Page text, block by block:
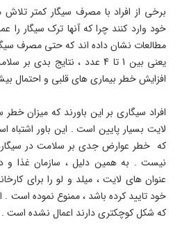
برخی از افراد با مصرف سیگار کمتر
خود وارد کنند چرا که آنها ترک سیگار
مطالعات نشان داده اند که حتی مصرف
یعنی بین 1 تا 4 عدد ، نتایج
افزایش خطر بیماری های قلبی و احتمال
افراد سیگاری بر این باورند که میزان
لایت بسیار پایین است . این باور
که خطر عوارض جدی بر سلامت در
نیست . به همین دلیل ، سازمان غذا و
عنوان های لایت ، میلد و لو را برای
خود تایید کرده باشد ، ممنوع نموده است .
که شکل کوچکتری دارند اعمال نشده است .